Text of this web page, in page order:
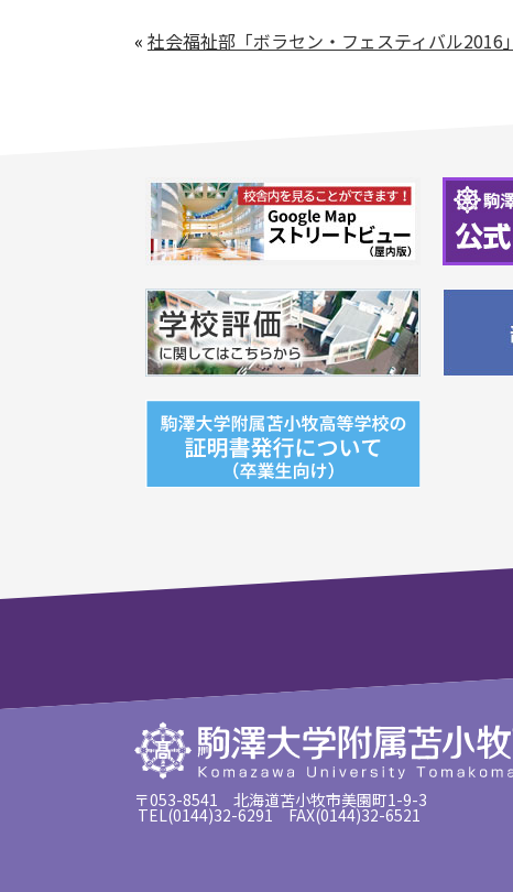
« 社会福祉部「ボラセン・フェスティバル2016
〒053-8541 北海道苫小牧市美園町1-9-3
TEL(0144)32-6291 FAX(0144)32-6521